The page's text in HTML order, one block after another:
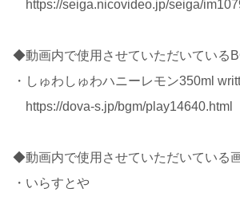
https://seiga.nicovideo.jp/seiga/
◆動画内で使用させていただいている
・しゅわしゅわハニーレモン350ml
https://dova-s.jp/bgm/play14640.html
◆動画内で使用させていただいている
・いらすとや